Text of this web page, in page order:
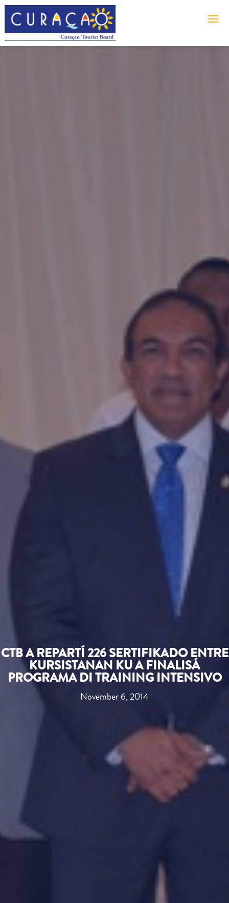
CTB A REPARTÍ 226 SERTIFIKADO ENTRE
KURSISTANAN KU A FINALISÁ
PROGRAMA DI TRAINING INTENSIVO
November 6, 2014